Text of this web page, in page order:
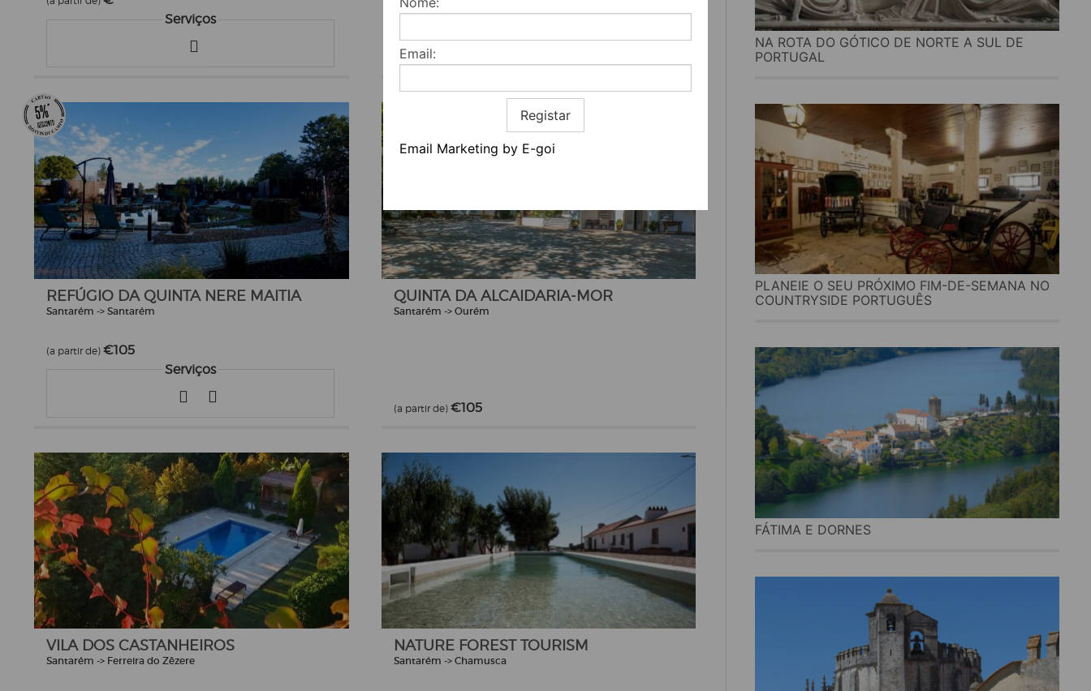
Email:
Registar
Email Marketing by E-goi
Serviços
REFÚGIO DA QUINTA NERE MAITIA
Santarém -> Santarém
(a partir de) €105
Serviços
QUINTA DA ALCAIDARIA-MOR
Santarém -> Ourém
(a partir de) €105
VILA DOS CASTANHEIROS
Santarém -> Ferreira do Zêzere
NATURE FOREST TOURISM
Santarém -> Chamusca
NA ROTA DO GÓTICO DE NORTE A SUL DE
PORTUGAL
PLANEIE O SEU PRÓXIMO FIM-DE-SEMANA NO
COUNTRYSIDE PORTUGUÊS
FÁTIMA E DORNES